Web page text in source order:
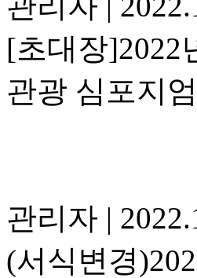
[초대장]2022
관광 심포지엄
관리자 |
(서식변경